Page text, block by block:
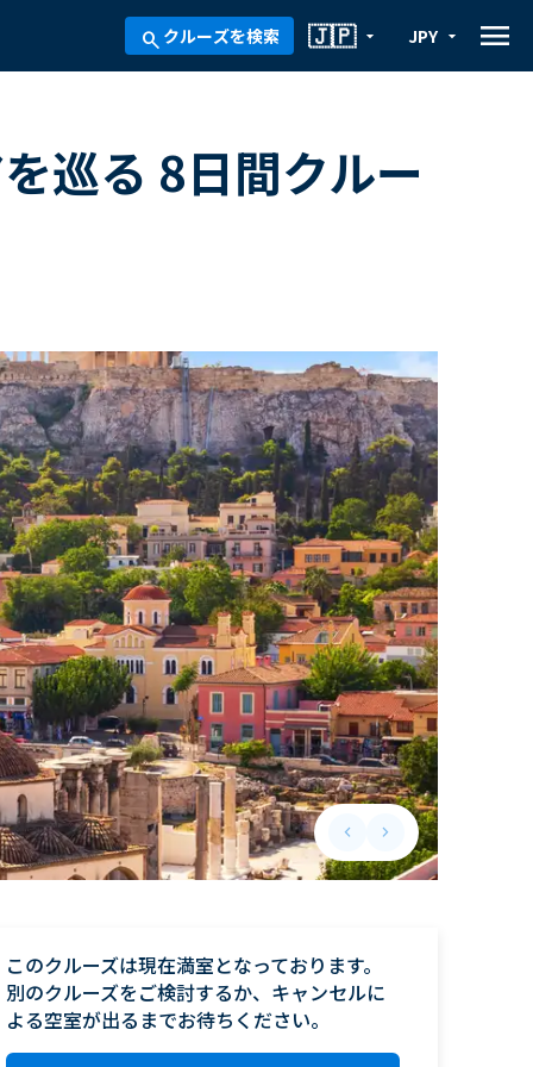
search クルーズを検索 arrow_drop_down
🇯🇵 arrow_drop_down
JPY menu
巡る 8日間クルー
keyboard_arrow_leftPrevious slide
keyboard_arrow_rightNext slide
このクルーズは現在満室となっております。
別のクルーズをご検討するか、キャンセルに
よる空室が出るまでお待ちください。